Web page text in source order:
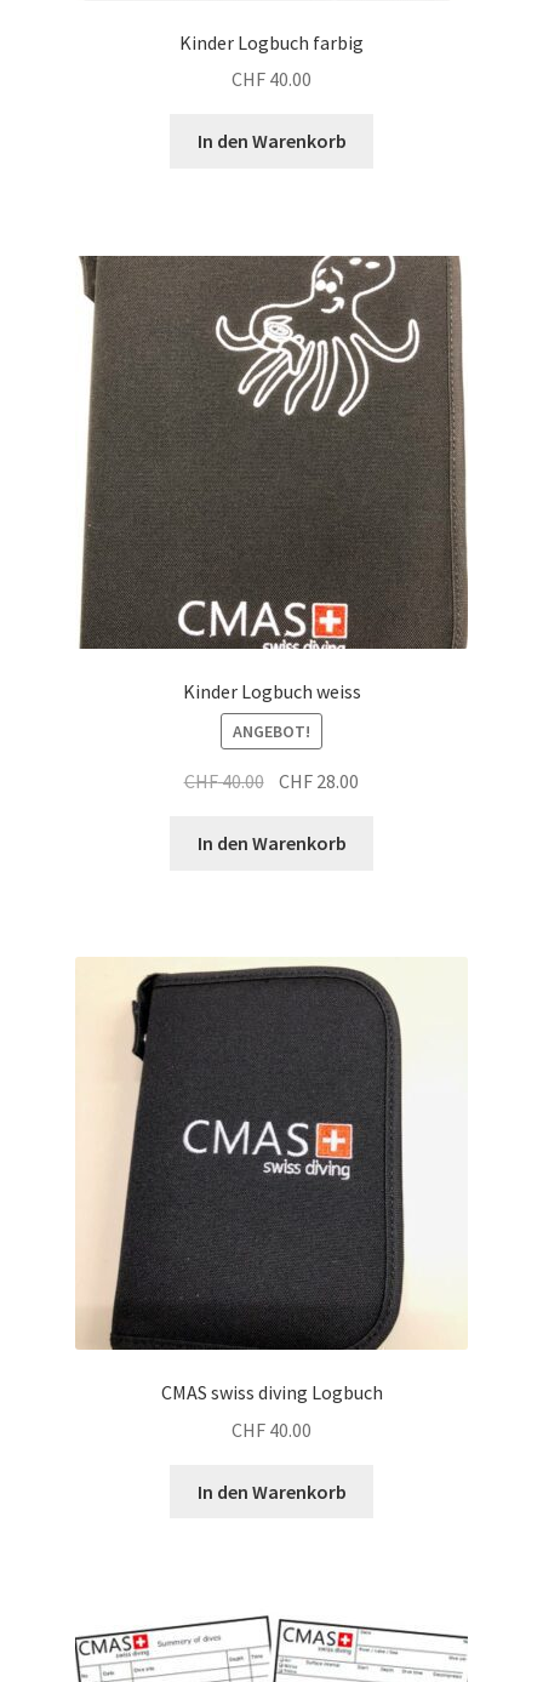
Kinder Logbuch farbig
CHF 40.00
In den Warenkorb
Kinder Logbuch weiss
ANGEBOT!
CHF40.00 Ursprünglicher
war:
CHF 28.00
In den Warenkorb
CMAS swiss diving Logbuch
CHF 40.00
In den Warenkorb